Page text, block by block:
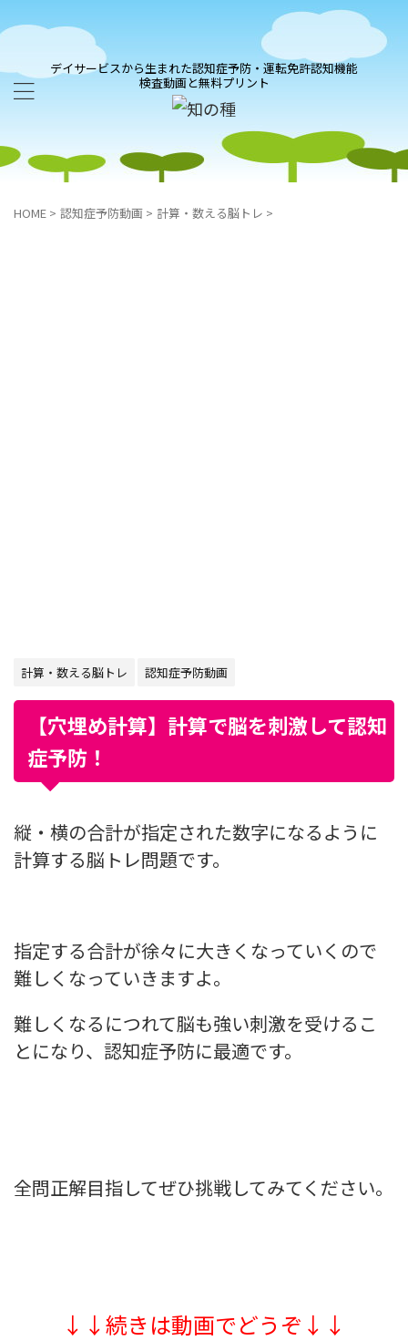
デイサービスから生まれた認知症予防・運転免許認知機能
検査動画と無料プリント
HOME > 認知症予防動画 > 計算・数える脳トレ >
計算・数える脳トレ 認知症予防動画
【穴埋め計算】計算で脳を刺激して認知
症予防！
縦・横の合計が指定された数字になるように
計算する脳トレ問題です。
指定する合計が徐々に大きくなっていくので
難しくなっていきますよ。
難しくなるにつれて脳も強い刺激を受けるこ
とになり、認知症予防に最適です。
全問正解目指してぜひ挑戦してみてください。
↓↓続きは動画でどうぞ↓↓